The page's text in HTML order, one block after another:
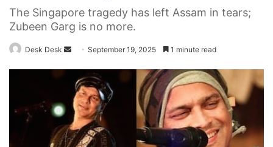
The Singapore tragedy has left Assam in tears;
Zubeen Garg is no more.
Desk Desk
Send
email
September 19, 2025 1 minute read